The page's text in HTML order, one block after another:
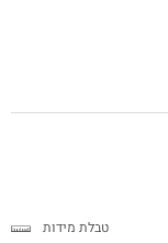
טבלת מידות